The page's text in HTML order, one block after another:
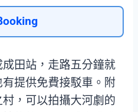
田站，走路五分鐘就
提供免費接駁車。附
，可以拍攝大河劇的